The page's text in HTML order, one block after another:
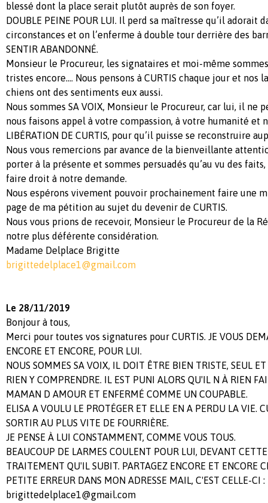
blessé dont la place serait plutôt auprès de son foyer.
DOUBLE PEINE POUR LUI. Il perd sa maîtresse qu’il adorait
circonstances et on l’enferme à double tour derrière des
SENTIR ABANDONNÉ.
Monsieur le Procureur, les signataires et moi-même
tristes encore…. Nous pensons à CURTIS chaque jour et nos
chiens ont des sentiments eux aussi.
Nous sommes SA VOIX, Monsieur le Procureur, car lui, il ne
nous faisons appel à votre compassion, à votre humanité et
LIBÉRATION DE CURTIS, pour qu’il puisse se reconstruire
Nous vous remercions par avance de la bienveillante
porter à la présente et sommes persuadés qu’au vu des
faire droit à notre demande.
Nous espérons vivement pouvoir prochainement faire une
page de ma pétition au sujet du devenir de CURTIS.
Nous vous prions de recevoir, Monsieur le Procureur de la
notre plus déférente considération.
Madame Delplace Brigitte
brigittedelplace1@gmail.com
Le 28/11/2019
Bonjour à tous,
Merci pour toutes vos signatures pour CURTIS. JE VOUS
ENCORE ET ENCORE, POUR LUI.
NOUS SOMMES SA VOIX, IL DOIT ÊTRE BIEN TRISTE, SEUL
RIEN Y COMPRENDRE. IL EST PUNI ALORS QU'IL N À RIEN
MAMAN D AMOUR ET ENFERMÉ COMME UN COUPABLE.
ELISA A VOULU LE PROTÉGER ET ELLE EN A PERDU LA VIE.
SORTIR AU PLUS VITE DE FOURRIÈRE.
JE PENSE À LUI CONSTAMMENT, COMME VOUS TOUS.
BEAUCOUP DE LARMES COULENT POUR LUI, DEVANT
TRAITEMENT QU'IL SUBIT. PARTAGEZ ENCORE ET ENCORE
PETITE ERREUR DANS MON ADRESSE MAIL, C'EST CELLE-CI :
brigittedelplace1@gmail.com